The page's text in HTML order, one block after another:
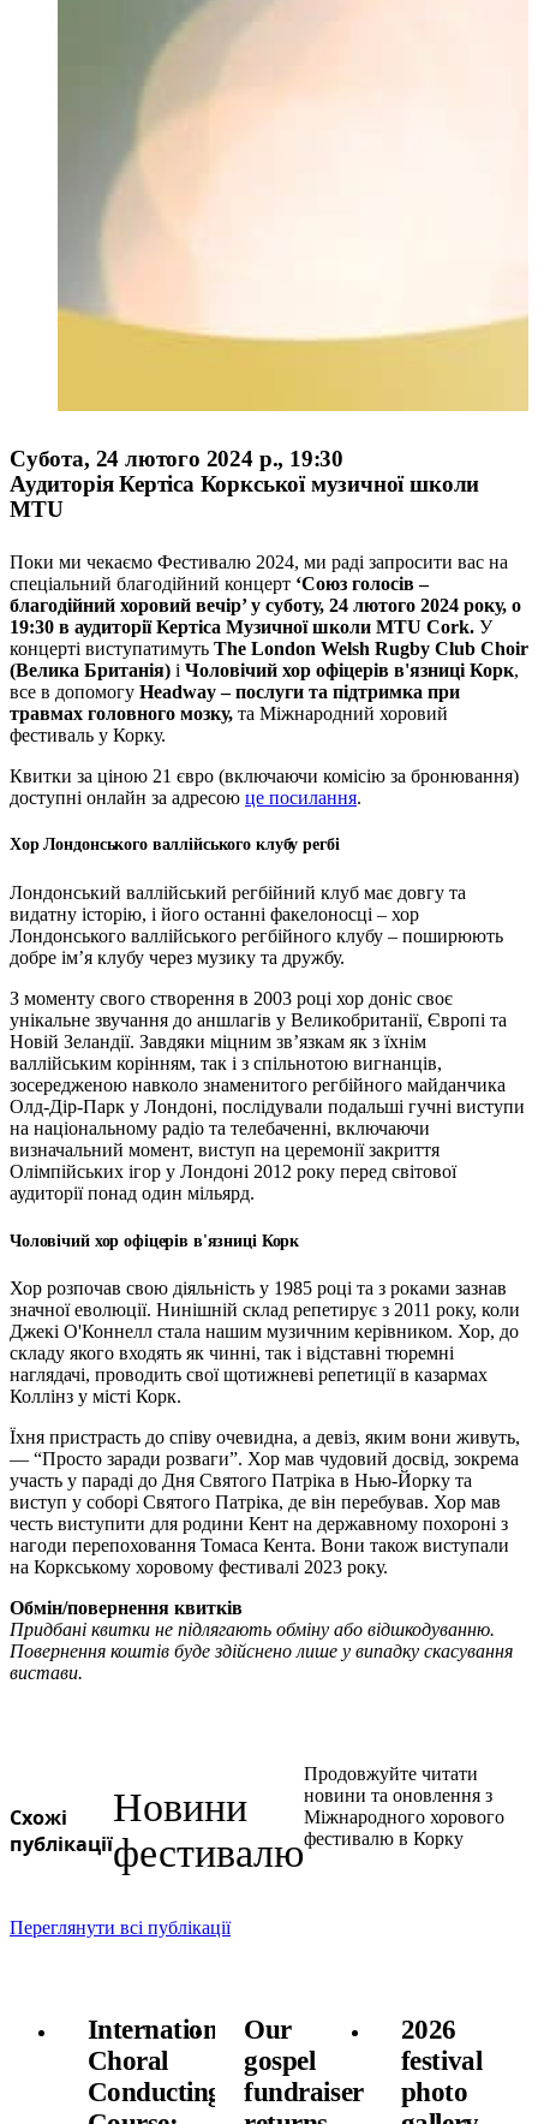
Субота, 24 лютого 2024 р., 19:30
Аудиторія Кертіса Коркської музичної школи
MTU
Поки ми чекаємо Фестивалю 2024, ми раді запросити вас на
спеціальний благодійний концерт ‘Союз голосів –
благодійний хоровий вечір’ у суботу, 24 лютого 2024 року, о
19:30 в аудиторії Кертіса Музичної школи MTU Cork. У
концерті виступатимуть The London Welsh Rugby Club Choir
(Велика Британія) і Чоловічий хор офіцерів в'язниці Корк,
все в допомогу Headway – послуги та підтримка при
травмах головного мозку, та Міжнародний хоровий
фестиваль у Корку.
Квитки за ціною 21 євро (включаючи комісію за бронювання)
доступні онлайн за адресою це посилання.
Хор Лондонського валлійського клубу регбі
Лондонський валлійський регбійний клуб має довгу та
видатну історію, і його останні факелоносці – хор
Лондонського валлійського регбійного клубу – поширюють
добре ім’я клубу через музику та дружбу.
З моменту свого створення в 2003 році хор доніс своє
унікальне звучання до аншлагів у Великобританії, Європі та
Новій Зеландії. Завдяки міцним зв’язкам як з їхнім
валлійським корінням, так і з спільнотою вигнанців,
зосередженою навколо знаменитого регбійного майданчика
Олд-Дір-Парк у Лондоні, послідували подальші гучні виступи
на національному радіо та телебаченні, включаючи
визначальний момент, виступ на церемонії закриття
Олімпійських ігор у Лондоні 2012 року перед світової
аудиторії понад один мільярд.
Чоловічий хор офіцерів в'язниці Корк
Хор розпочав свою діяльність у 1985 році та з роками зазнав
значної еволюції. Нинішній склад репетирує з 2011 року, коли
Джекі О'Коннелл стала нашим музичним керівником. Хор, до
складу якого входять як чинні, так і відставні тюремні
наглядачі, проводить свої щотижневі репетиції в казармах
Коллінз у місті Корк.
Їхня пристрасть до співу очевидна, а девіз, яким вони живуть,
— “Просто заради розваги”. Хор мав чудовий досвід, зокрема
участь у параді до Дня Святого Патріка в Нью-Йорку та
виступ у соборі Святого Патріка, де він перебував. Хор мав
честь виступити для родини Кент на державному похороні з
нагоди перепоховання Томаса Кента. Вони також виступали
на Коркському хоровому фестивалі 2023 року.
Обмін/повернення квитків
Придбані квитки не підлягають обміну або відшкодуванню.
Повернення коштів буде здійснено лише у випадку скасування
вистави.
Схожі
публікації
Новини
фестивалю
Продовжуйте читати
новини та оновлення з
Міжнародного хорового
фестивалю в Корку
Переглянути всі публікації
International
Choral
Conducting
Our
gospel
fundraiser
2026
festival
photo